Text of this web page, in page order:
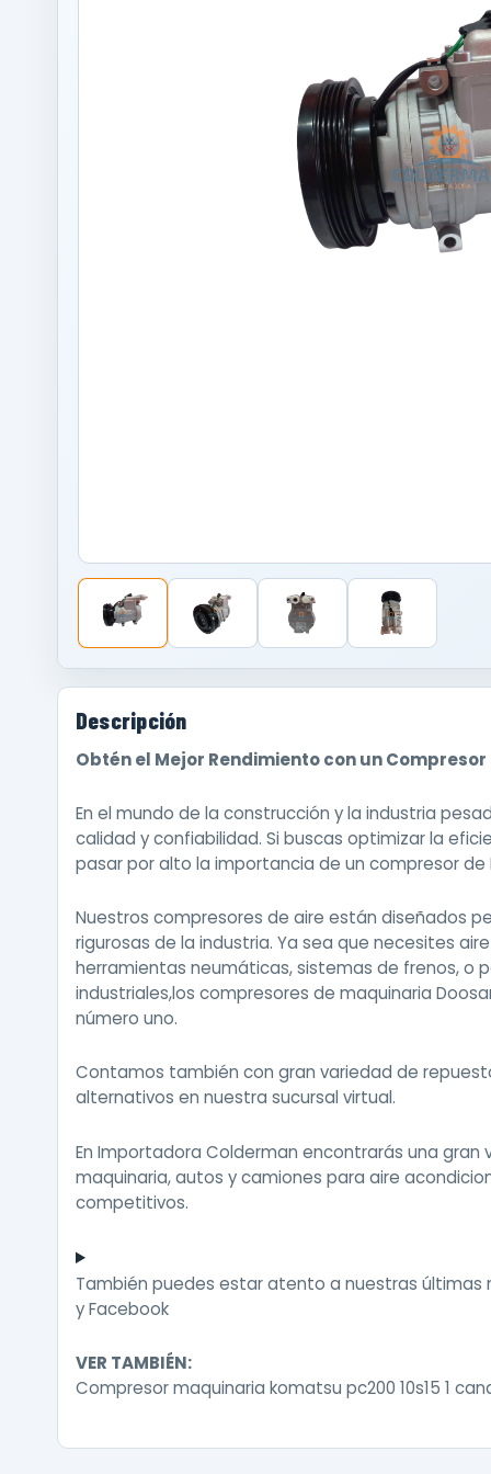
Descripción
Obtén el Mejor Rendimiento con un Compresor
En el mundo de la construcción y la industria
calidad y confiabilidad. Si buscas optimizar la
pasar por alto la importancia de un compresor de
Nuestros compresores de aire están diseñados
rigurosas de la industria. Ya sea que necesites
herramientas neumáticas, sistemas de frenos, o
industriales,los compresores de maquinaria
número uno.
Contamos también con gran variedad de
alternativos en nuestra sucursal virtual.
En Importadora Colderman encontrarás una
maquinaria, autos y camiones para aire
competitivos.
También puedes estar atento a nuestras últimas
yFacebook
VER TAMBIÉN:
Compresor maquinaria komatsu pc200 10s15 1